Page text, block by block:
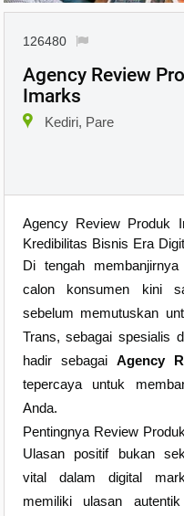
126480
Agency Review
Imarks
Kediri, Pare
Agency Review Produk
Kredibilitas Bisnis Era
Di tengah
calon konsumen kini
sebelum memutuskan
Trans, sebagai spesialis
hadir sebagai Agency
tepercaya untuk
Anda.
Pentingnya Review
Ulasan positif bukan
vital dalam digital
memiliki ulasan